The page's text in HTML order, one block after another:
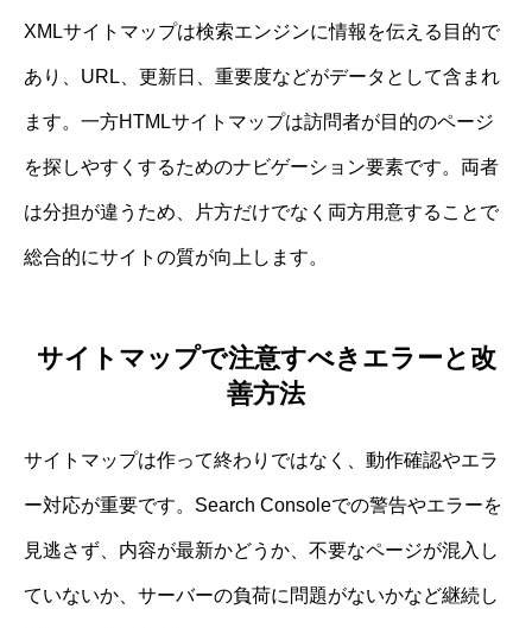
XMLサイトマップは検索エンジンに情報を伝える目的で
あり、URL、更新日、重要度などがデータとして含まれ
ます。一方HTMLサイトマップは訪問者が目的のページ
を探しやすくするためのナビゲーション要素です。両者
は分担が違うため、片方だけでなく両方用意することで
総合的にサイトの質が向上します。
サイトマップで注意すべきエラーと改
善方法
サイトマップは作って終わりではなく、動作確認やエラ
ー対応が重要です。Search Consoleでの警告やエラーを
見逃さず、内容が最新かどうか、不要なページが混入し
ていないか、サーバーの負荷に問題がないかなど継続し